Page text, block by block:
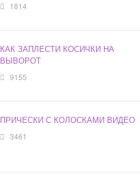
1814
КАК ЗАПЛЕСТИ КОСИЧКИ НА
ВЫВОРОТ
9155
ПРИЧЕСКИ С КОЛОСКАМИ ВИДЕО
3461